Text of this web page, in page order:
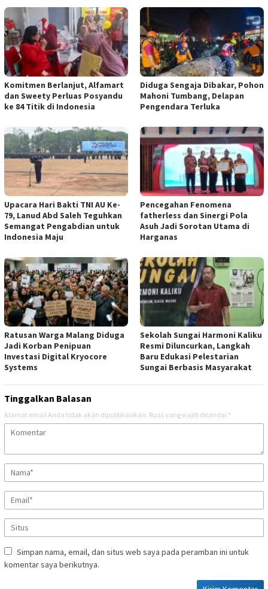
Komitmen Berlanjut, Alfamart
dan Sweety Perluas Posyandu
ke 84 Titik di Indonesia
Diduga Sengaja Dibakar, Pohon
Mahoni Tumbang, Delapan
Pengendara Terluka
Upacara Hari Bakti TNI AU Ke-
79, Lanud Abd Saleh Teguhkan
Semangat Pengabdian untuk
Indonesia Maju
Pencegahan Fenomena
fatherless dan Sinergi Pola
Asuh Jadi Sorotan Utama di
Harganas
Ratusan Warga Malang Diduga
Jadi Korban Penipuan
Investasi Digital Kryocore
Systems
Sekolah Sungai Harmoni Kaliku
Resmi Diluncurkan, Langkah
Baru Edukasi Pelestarian
Sungai Berbasis Masyarakat
Tinggalkan Balasan
Alamat email Anda tidak akan dipublikasikan. Ruas yang wajib ditandai *
Simpan nama, email, dan situs web saya pada peramban ini untuk
komentar saya berikutnya.